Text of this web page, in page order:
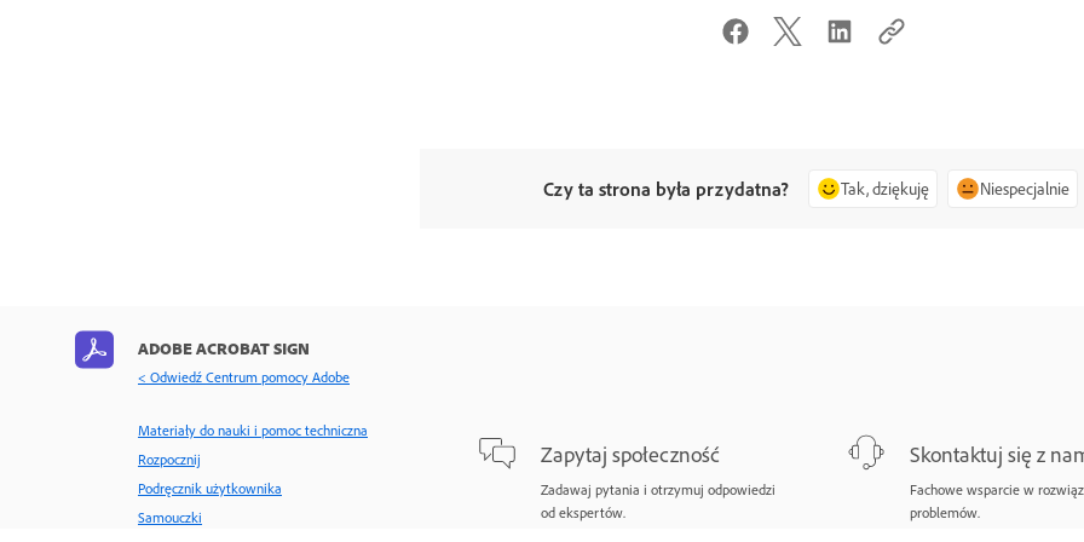
Czy ta strona była przydatna? Tak, dziękuję Niespecjalnie
ADOBE ACROBAT SIGN
< Odwiedź Centrum pomocy Adobe
Materiały do nauki i pomoc techniczna
Rozpocznij
Podręcznik użytkownika
Samouczki
Zapytaj społeczność
Zadawaj pytania i otrzymuj odpowiedzi
od ekspertów.
Skontaktuj się z
Fachowe wsparcie w
problemów.